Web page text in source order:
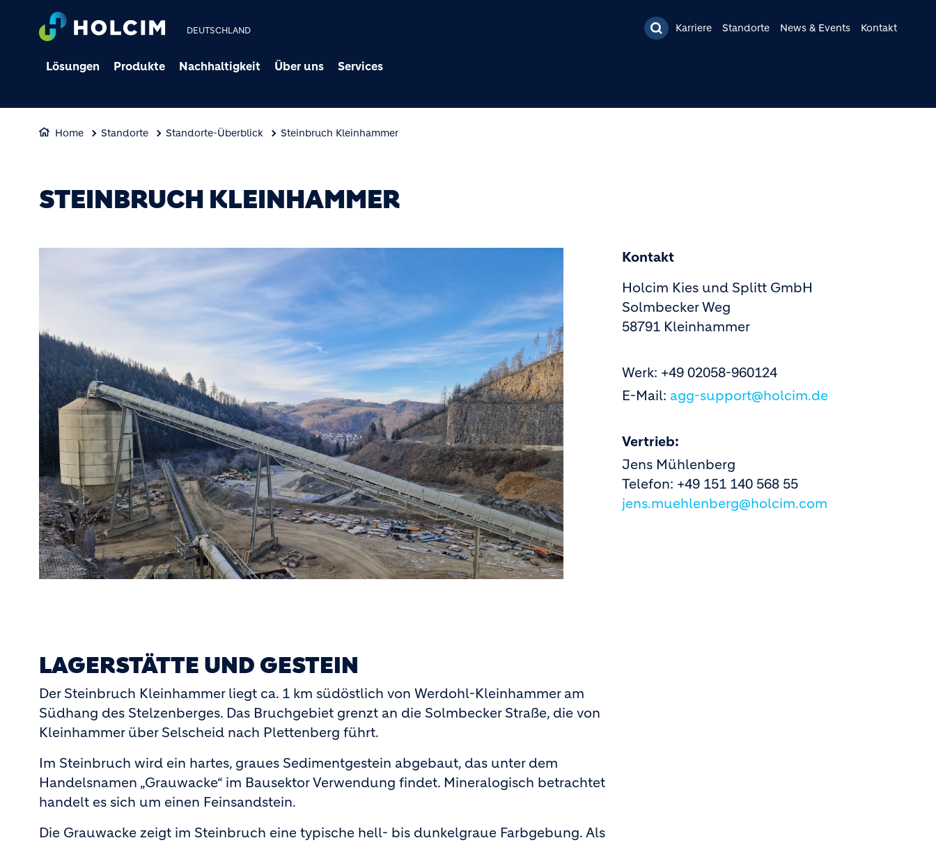
DEUTSCHLAND Karriere Standorte News & Events Kontakt
Lösungen Produkte Nachhaltigkeit Über uns Services
Home Standorte Standorte-Überblick Steinbruch Kleinhammer
STEINBRUCH KLEINHAMMER
Kontakt
Holcim Kies und Splitt GmbH
Solmbecker Weg
58791 Kleinhammer
Werk: +49 02058-960124
E-Mail: agg-support@holcim.de
Vertrieb:
Jens Mühlenberg
Telefon: +49 151 140 568 55
jens.muehlenberg@holcim.com
LAGERSTÄTTE UND GESTEIN
Der Steinbruch Kleinhammer liegt ca. 1 km südöstlich von Werdohl-Kleinhammer am
Südhang des Stelzenberges. Das Bruchgebiet grenzt an die Solmbecker Straße, die von
Kleinhammer über Selscheid nach Plettenberg führt.
Im Steinbruch wird ein hartes, graues Sedimentgestein abgebaut, das unter dem
Handelsnamen „Grauwacke“ im Bausektor Verwendung findet. Mineralogisch betrachtet
handelt es sich um einen Feinsandstein.
Die Grauwacke zeigt im Steinbruch eine typische hell- bis dunkelgraue Farbgebung. Als